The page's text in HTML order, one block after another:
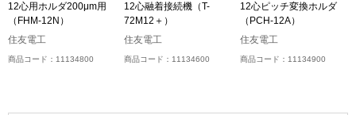
12心用ホルダ200μm用
（FHM-12N）
住友電工
商品コード：11134800
12心融着接続機（T-
72M12＋）
住友電工
商品コード：11134600
12心ピッチ変換ホルダ
（PCH-12A）
住友電工
商品コード：11134900